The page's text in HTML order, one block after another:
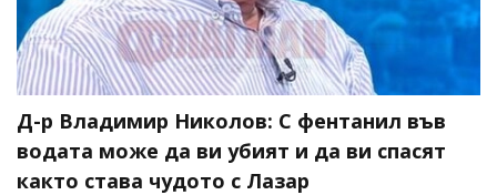
Д-р Владимир Николов: С фентанил във
водата може да ви убият и да ви спасят
както става чудото с Лазар